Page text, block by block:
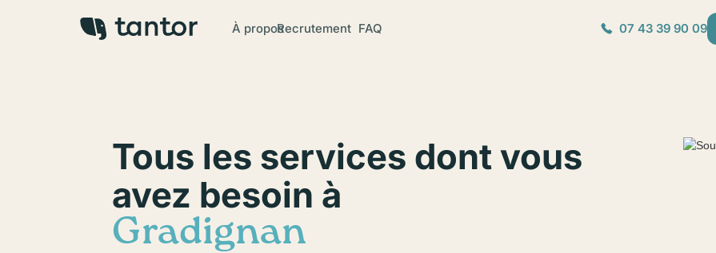
À proposRecrutement FAQ 07 43 39 90 09
Tous les services dont vous
avez besoin à
Gradignan